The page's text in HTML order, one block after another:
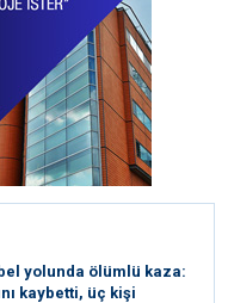
yolunda ölümlü kaza:
kaybetti, üç kişi